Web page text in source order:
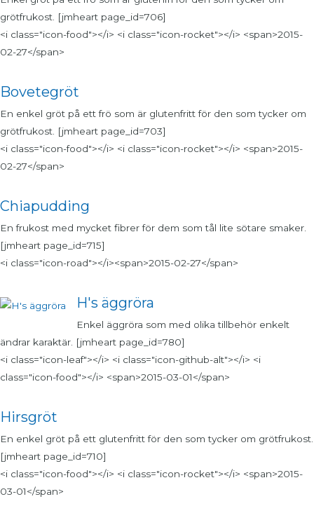
grötfrukost. [jmheart page_id=706]
<i class="icon-food"></i> <i class="icon-rocket"></i> <span>2015-
02-27</span>
Bovetegröt
En enkel gröt på ett frö som är glutenfritt för den som tycker om
grötfrukost. [jmheart page_id=703]
<i class="icon-food"></i> <i class="icon-rocket"></i> <span>2015-
02-27</span>
Chiapudding
En frukost med mycket fibrer för dem som tål lite sötare smaker.
[jmheart page_id=715]
<i class="icon-road"></i><span>2015-02-27</span>
H's äggröra
Enkel äggröra som med olika tillbehör enkelt
ändrar karaktär. [jmheart page_id=780]
<i class="icon-leaf"></i> <i class="icon-github-alt"></i> <i
class="icon-food"></i> <span>2015-03-01</span>
Hirsgröt
En enkel gröt på ett glutenfritt för den som tycker om grötfrukost.
[jmheart page_id=710]
<i class="icon-food"></i> <i class="icon-rocket"></i> <span>2015-
03-01</span>